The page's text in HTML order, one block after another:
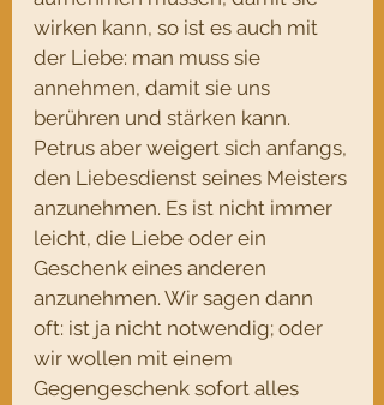
wirken kann, so ist es auch mit
der Liebe: man muss sie
annehmen, damit sie uns
berühren und stärken kann.
Petrus aber weigert sich anfangs,
den Liebesdienst seines Meisters
anzunehmen. Es ist nicht immer
leicht, die Liebe oder ein
Geschenk eines anderen
anzunehmen. Wir sagen dann
oft: ist ja nicht notwendig; oder
wir wollen mit einem
Gegengeschenk sofort alles